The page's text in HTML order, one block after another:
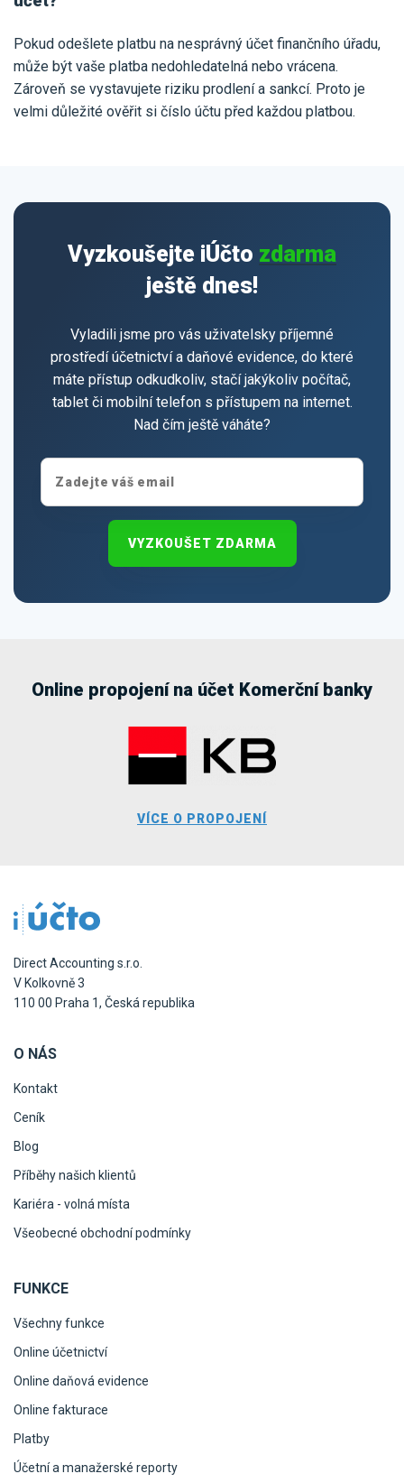
Pokud odešlete platbu na nesprávný účet finančního úřadu,
může být vaše platba nedohledatelná nebo vrácena.
Zároveň se vystavujete riziku prodlení a sankcí. Proto je
velmi důležité ověřit si číslo účtu před každou platbou.
Vyzkoušejte iÚčto zdarma
ještě dnes!
Vyladili jsme pro vás uživatelsky příjemné
prostředí účetnictví a daňové evidence, do které
máte přístup odkudkoliv, stačí jakýkoliv počítač,
tablet či mobilní telefon s přístupem na internet.
Nad čím ještě váháte?
VYZKOUŠET ZDARMA
Online propojení na účet Komerční banky
VÍCE O PROPOJENÍ
Direct Accounting s.r.o.
V Kolkovně 3
110 00 Praha 1, Česká republika
O NÁS
Kontakt
Ceník
Blog
Příběhy našich klientů
Kariéra - volná místa
Všeobecné obchodní podmínky
FUNKCE
Všechny funkce
Online účetnictví
Online daňová evidence
Online fakturace
Platby
Účetní a manažerské reporty